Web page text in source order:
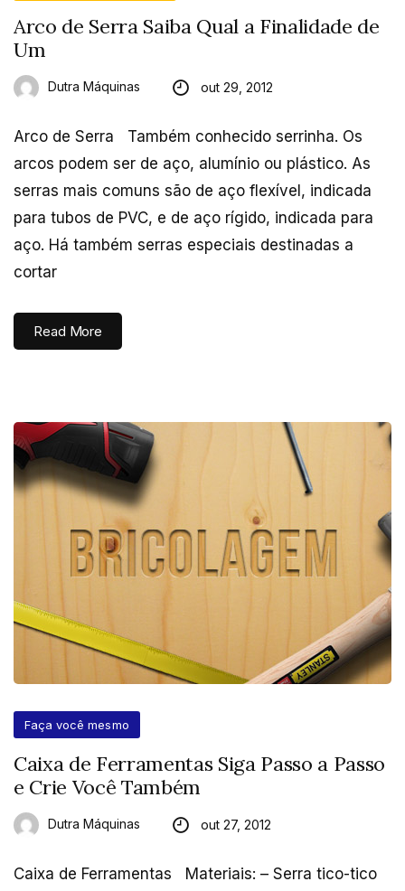
Arco de Serra Saiba Qual a Finalidade de
Um
Dutra Máquinas out 29, 2012
Arco de Serra Também conhecido serrinha. Os
arcos podem ser de aço, alumínio ou plástico. As
serras mais comuns são de aço flexível, indicada
para tubos de PVC, e de aço rígido, indicada para
aço. Há também serras especiais destinadas a
cortar
Read More
Faça você mesmo
Caixa de Ferramentas Siga Passo a Passo
e Crie Você Também
Dutra Máquinas out 27, 2012
Caixa de Ferramentas Materiais: – Serra tico-tico